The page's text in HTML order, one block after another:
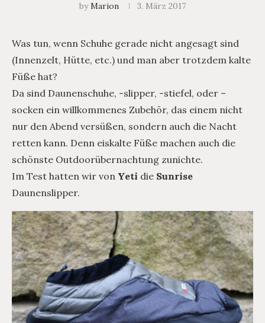
byMarion 3. März 2017
Was tun, wenn Schuhe gerade nicht angesagt sind
(Innenzelt, Hütte, etc.) und man aber trotzdem kalte
Füße hat?
Da sind Daunenschuhe, -slipper, -stiefel, oder –
socken ein willkommenes Zubehör, das einem nicht
nur den Abend versüßen, sondern auch die Nacht
retten kann. Denn eiskalte Füße machen auch die
schönste Outdoorübernachtung zunichte.
Im Test hatten wir von Yeti die Sunrise
Daunenslipper.